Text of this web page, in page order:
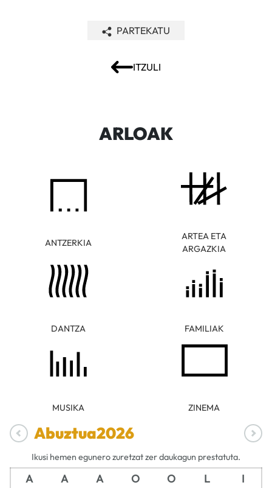
ITZULI
PARTEKATU
ARLOAK
ANTZERKIA
ARTEA ETA
ARGAZKIA
DANTZA FAMILIAK
MUSIKA ZINEMA
Abuztua2026
Ikusi hemen egunero zuretzat zer daukagun prestatuta.
A A A O O L I